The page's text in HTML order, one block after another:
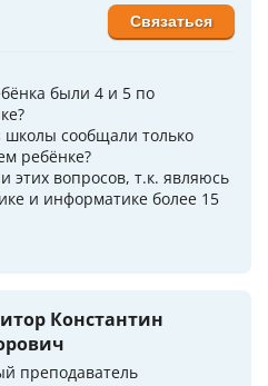
были 4 и 5 по
школы сообщали только
ребёнке?
этих вопросов, т.к. являюсь
и информатике более 15
Связаться
Константин
преподаватель